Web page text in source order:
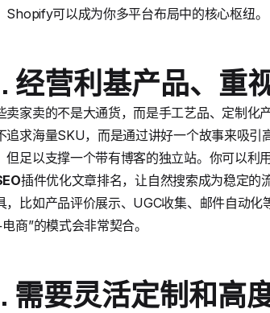
Shopify可以成为你多平台布局中的核心枢纽。
经营利基产品、重
卖家卖的不是大通货，而是手工艺品、定制化
追求海量SKU，而是通过讲好一个故事来吸
但足以支撑一个带有博客的独立站。你可以利
插件优化文章排名，让自然搜索成为稳定
，比如产品评价展示、UGC收集、邮件自动
商”的模式会非常契合。
需要灵活定制和高